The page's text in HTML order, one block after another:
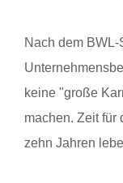
Nach dem
keine "große
machen. Zeit für
zehn Jahren